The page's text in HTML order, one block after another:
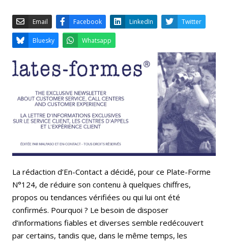
Email Facebook LinkedIn
Bluesky Whatsapp
La rédaction d’En-Contact a décidé, pour ce Plate-Forme
N°124, de réduire son contenu à quelques chiffres,
propos ou tendances vérifiées ou qui lui ont été
confirmés. Pourquoi ? Le besoin de disposer
d’informations fiables et diverses semble redécouvert
par certains, tandis que, dans le même temps, les